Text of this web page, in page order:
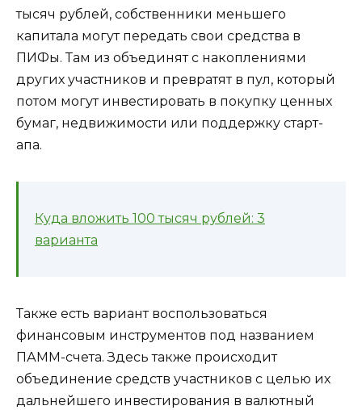
тысяч рублей, собственники меньшего
капитала могут передать свои средства в
ПИФы. Там из объединят с накоплениями
других участников и превратят в пул, который
потом могут инвестировать в покупку ценных
бумаг, недвижимости или поддержку старт-
апа.
Куда вложить 100 тысяч рублей: 3
варианта
Также есть вариант воспользоваться
финансовым инструментов под названием
ПАММ-счета. Здесь также происходит
объединение средств участников с целью их
дальнейшего инвестирования в валютный